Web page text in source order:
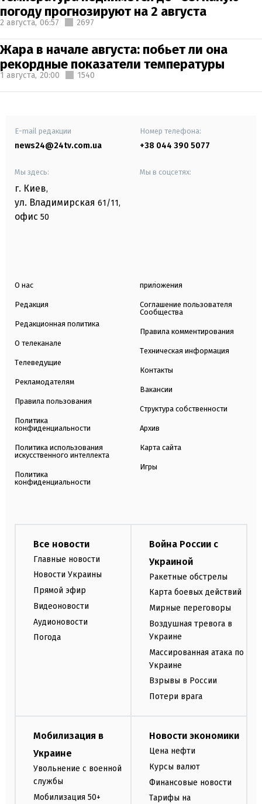
погоду прогнозируют на 2 августа
2 августа, 06:57 2697
Жара в начале августа: побьет ли она
рекордные показатели температуры
1 августа, 20:00 1540
E-mail редакции
news24@24tv.com.ua
Номер телефона:
+38 044 390 5077
Мы здесь:
г. Киев,
ул. Владимирская 61/11,
офис 50
Мы в соцсетях:
О нас
Редакция
Редакционная политика
О телеканале
Телеведущие
Рекламодателям
Правила пользования
Политика
конфиденциальности
Политика использования
искусственного интеллекта
Политика
конфиденциальности
приложения
Соглашение пользователя
Сообщества
Правила комментирования
Техническая информация
Контакты
Вакансии
Структура собственности
Архив
Карта сайта
Игры
Все новости
Главные новости
Новости Украины
Прямой эфир
Видеоновости
Аудионовости
Погода
Война России с
Украиной
Ракетные обстрелы
Карта боевых действий
Мирные переговоры
Воздушная тревога в
Украине
Массированная атака по
Украине
Взрывы в России
Потери врага
Мобилизация в
Украине
Увольнение с военной
службы
Мобилизация 50+
Новости экономики
Цена нефти
Курсы валют
Финансовые новости
Тарифы на